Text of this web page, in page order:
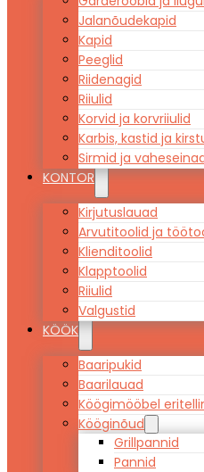
Jalanõudekapid
Kapid
Peeglid
Riidenagid
Riiulid
Korvid ja korvriiulid
Karbis, kastid ja
Sirmid ja
KONTOR
Kirjutuslauad
Arvutitoolid ja
Klienditoolid
Klapptoolid
Riiulid
Valgustid
KÖÖK
Baaripukid
Baarilauad
Köögimööbel
Kööginõud
Grillpannid
Pannid